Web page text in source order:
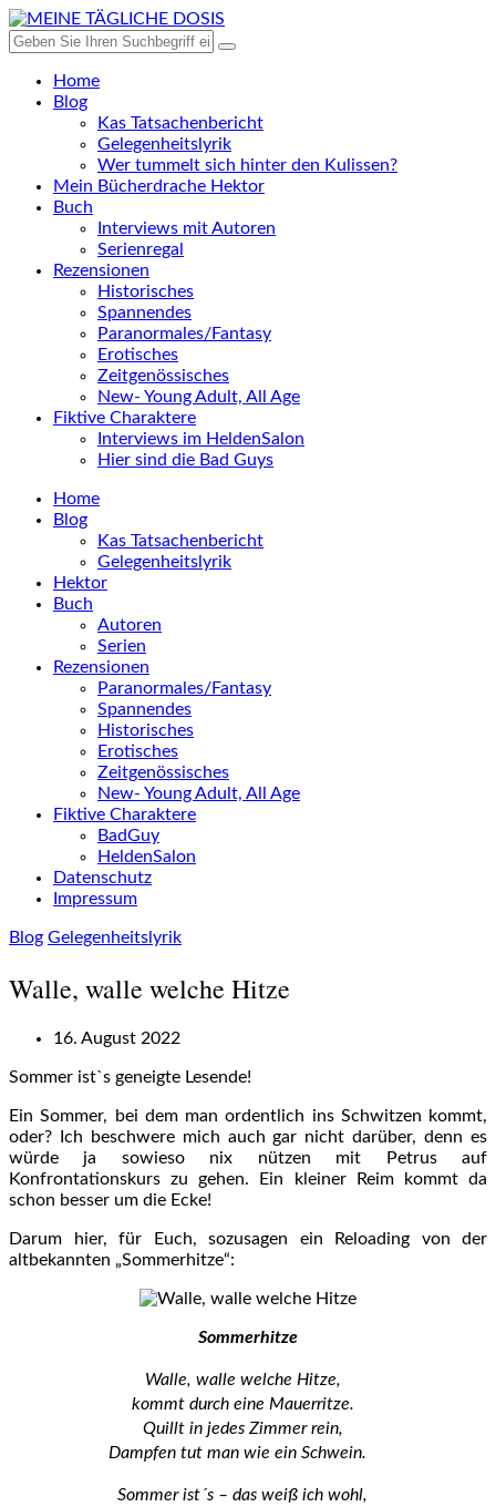
Home
Blog
Kas Tatsachenbericht
Gelegenheitslyrik
Wer tummelt sich hinter den Kulissen?
Mein Bücherdrache Hektor
Buch
Interviews mit Autoren
Serienregal
Rezensionen
Historisches
Spannendes
Paranormales/Fantasy
Erotisches
Zeitgenössisches
New- Young Adult, All Age
Fiktive Charaktere
Interviews im HeldenSalon
Hier sind die Bad Guys
Home
Blog
Kas Tatsachenbericht
Gelegenheitslyrik
Hektor
Buch
Autoren
Serien
Rezensionen
Paranormales/Fantasy
Spannendes
Historisches
Erotisches
Zeitgenössisches
New- Young Adult, All Age
Fiktive Charaktere
BadGuy
HeldenSalon
Datenschutz
Impressum
Blog Gelegenheitslyrik
Walle, walle welche Hitze
16. August 2022
Sommer ist`s geneigte Lesende!
Ein Sommer, bei dem man ordentlich ins Schwitzen kommt,
oder? Ich beschwere mich auch gar nicht darüber, denn es
würde ja sowieso nix nützen mit Petrus auf
Konfrontationskurs zu gehen. Ein kleiner Reim kommt da
schon besser um die Ecke!
Darum hier, für Euch, sozusagen ein Reloading von der
altbekannten „Sommerhitze“:
Sommerhitze
Walle, walle welche Hitze,
kommt durch eine Mauerritze.
Quillt in jedes Zimmer rein,
Dampfen tut man wie ein Schwein.
Sommer ist´s – das weiß ich wohl,